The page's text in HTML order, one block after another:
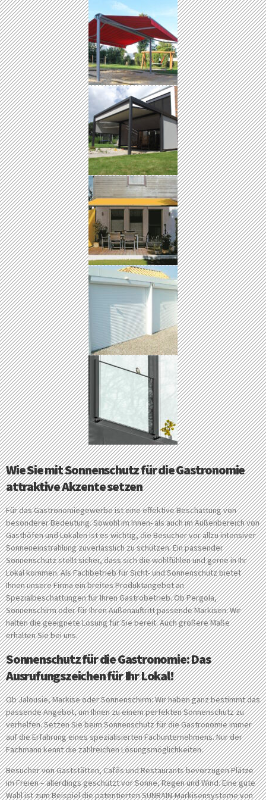
Wie Sie mit Sonnenschutz für die Gastronomie
attraktive Akzente setzen
Für das Gastronomiegewerbe ist eine effektive Beschattung von
besonderer Bedeutung. Sowohl im Innen- als auch im Außenbereich von
Gasthöfen und Lokalen ist es wichtig, die Besucher vor allzu intensiver
Sonneneinstrahlung zuverlässlich zu schützen. Ein passender
Sonnenschutz stellt sicher, dass sich die wohlfühlen und gerne in Ihr
Lokal kommen. Als Fachbetrieb für Sicht- und Sonnenschutz bietet
Ihnen unsere Firma ein breites Produktangebot an
Spezialbeschattungen für Ihren Gastrobetrieb. Ob Pergola,
Sonnenschirm oder für Ihren Außenauftritt passende Markisen: Wir
halten die geeignete Lösung für Sie bereit. Auch größere Maße
erhalten Sie bei uns.
Sonnenschutz für die Gastronomie: Das
Ausrufungszeichen für Ihr Lokal!
Ob Jalousie, Markise oder Sonnenschirm: Wir haben ganz bestimmt das
passende Angebot, um Ihnen zu einem perfekten Sonnenschutz zu
verhelfen. Setzen Sie beim Sonnenschutz für die Gastronomie immer
auf die Erfahrung eines spezialisierten Fachunternehmens. Nur der
Fachmann kennt die zahlreichen Lösungsmöglichkeiten.
Besucher von Gaststätten, Cafés und Restaurants bevorzugen Plätze
im Freien – allerdings geschützt vor Sonne, Regen und Wind. Eine gute
Wahl ist zum Beispiel die patentierten SUNRAIN-Markisensysteme von